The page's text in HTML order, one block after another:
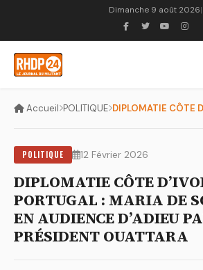
Dimanche 9 août 2026|
Accueil POLITIQUE
POLITIQUE 12 Février 2026
DIPLOMATIE CÔTE
PORTUGAL : MARIA DE
EN AUDIENCE D’ADIEU
PRÉSIDENT OUATTARA